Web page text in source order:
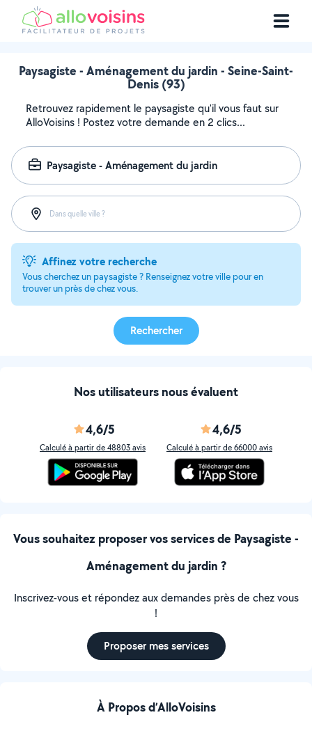
Paysagiste - Aménagement du jardin - Seine-Saint-
Denis (93)
Retrouvez rapidement le paysagiste qu'il vous faut sur
AlloVoisins ! Postez votre demande en 2 clics...
Paysagiste - Aménagement du jardin
Dans quelle ville ?
Affinez votre recherche
Vous cherchez un paysagiste ? Renseignez votre ville pour en
trouver un près de chez vous.
Rechercher
Nos utilisateurs nous évaluent
4,6/5
Calculé à partir de 48803 avis
4,6/5
Calculé à partir de 66000 avis
Vous souhaitez proposer vos services de Paysagiste -
Aménagement du jardin ?
Inscrivez-vous et répondez aux demandes près de chez vous
!
Proposer mes services
À Propos d’AlloVoisins